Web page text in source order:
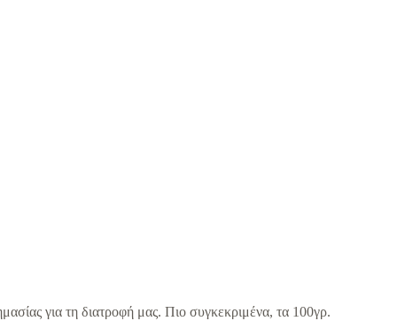
για τη διατροφή μας. Πιο συγκεκριμένα, τα 100γρ.